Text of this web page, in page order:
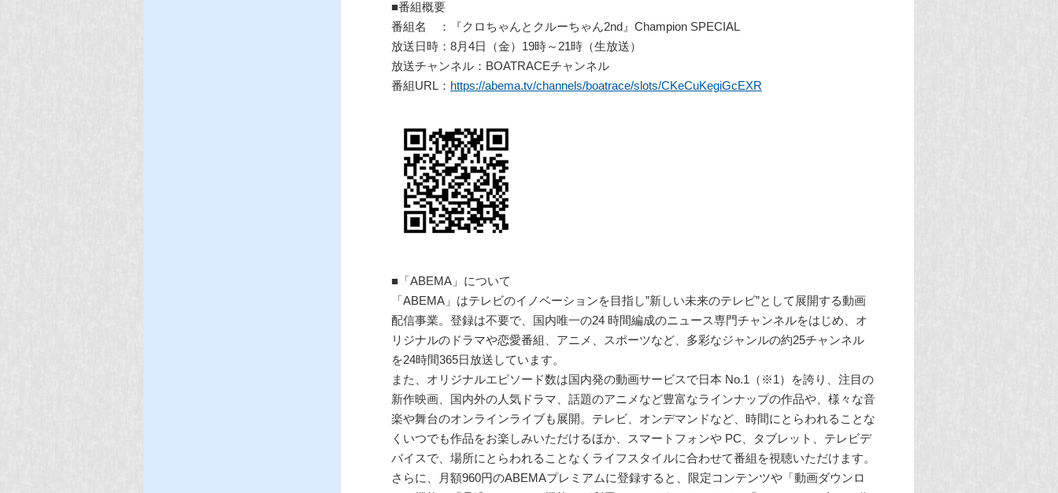
■番組概要
番組名 ：『クロちゃんとクルーちゃん2nd』Champion SPECIAL
放送日時：8月4日（金）19時～21時（生放送）
放送チャンネル：BOATRACEチャンネル
番組URL： https://abema.tv/channels/boatrace/slots/CKeCuKegiGcEXR
■「ABEMA」について
「ABEMA」はテレビのイノベーションを目指し”新しい未来のテレビ”として展開する動画
配信事業。登録は不要で、国内唯一の24 時間編成のニュース専門チャンネルをはじめ、オ
リジナルのドラマや恋愛番組、アニメ、スポーツなど、多彩なジャンルの約25チャンネル
を24時間365日放送しています。
また、オリジナルエピソード数は国内発の動画サービスで日本 No.1（※1）を誇り、注目の
新作映画、国内外の人気ドラマ、話題のアニメなど豊富なラインナップの作品や、様々な音
楽や舞台のオンラインライブも展開。テレビ、オンデマンドなど、時間にとらわれることな
くいつでも作品をお楽しみいただけるほか、スマートフォンや PC、タブレット、テレビデ
バイスで、場所にとらわれることなくライフスタイルに合わせて番組を視聴いただけます。
さらに、月額960円のABEMAプレミアムに登録すると、限定コンテンツや「動画ダウンロ